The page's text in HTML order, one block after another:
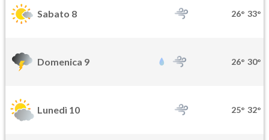
Sabato 8 26° 33°
Domenica 9 26° 30°
Lunedì 10 25° 32°